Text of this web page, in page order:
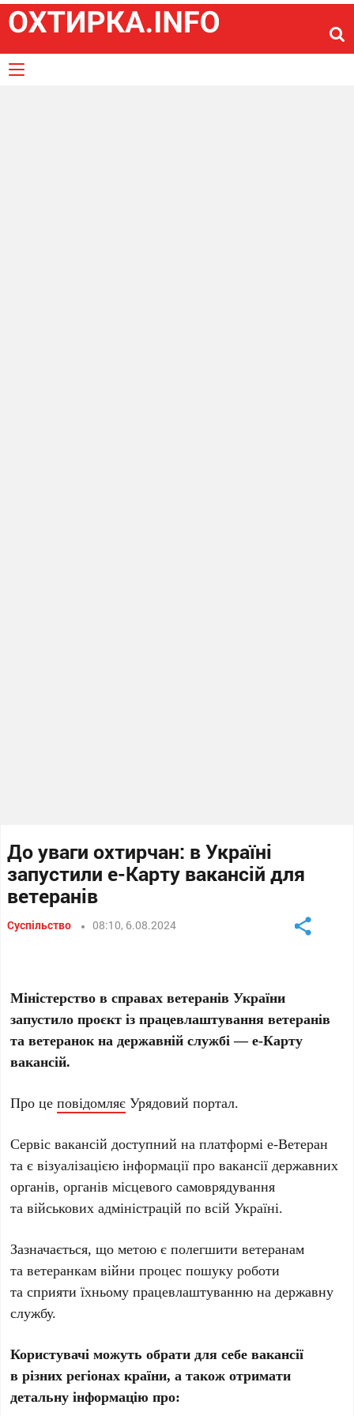
До уваги охтирчан: в Україні
запустили е-Карту вакансій для
ветеранів
Суспільство 08:10, 6.08.2024
Міністерство в справах ветеранів України
запустило проєкт із працевлаштування ветеранів
та ветеранок на державній службі — е-Карту
вакансій.
Про цеповідомляє Урядовий портал.
Сервіс вакансій доступний на платформі е-Ветеран
та є візуалізацією інформації про вакансії державних
органів, органів місцевого самоврядування
та військових адміністрацій по всій Україні.
Зазначається, що метою є полегшити ветеранам
та ветеранкам війни процес пошуку роботи
та сприяти їхньому працевлаштуванню на державну
службу.
Користувачі можуть обрати для себе вакансії
в різних регіонах країни, а також отримати
детальну інформацію про: